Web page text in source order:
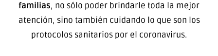
familias, no sólo poder brindarle toda la mejor
atención, sino también cuidando lo que son los
protocolos sanitarios por el coronavirus.